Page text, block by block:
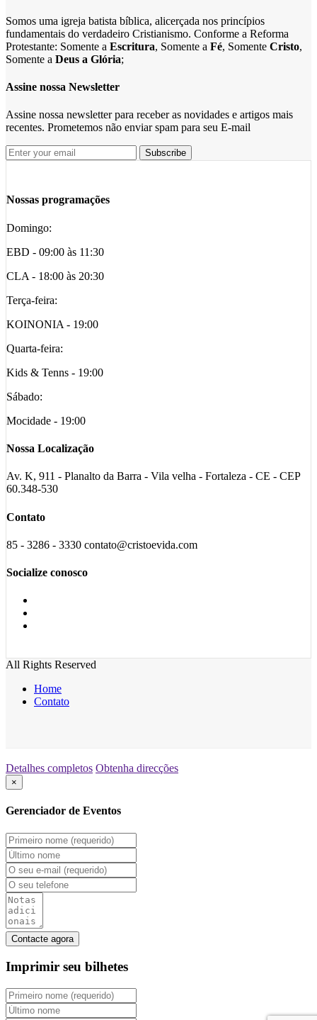
Somos uma igreja batista bíblica, alicerçada nos princípios
fundamentais do verdadeiro Cristianismo. Conforme a Reforma
Protestante: Somente a Escritura, Somente a Fé, Somente Cristo,
Somente a Deus a Glória;
Assine nossa Newsletter
Assine nossa newsletter para receber as novidades e artigos mais
recentes. Prometemos não enviar spam para seu E-mail
Nossas programações
Domingo:
EBD - 09:00 às 11:30
CLA - 18:00 às 20:30
Terça-feira:
KOINONIA - 19:00
Quarta-feira:
Kids & Tenns - 19:00
Sábado:
Mocidade - 19:00
Nossa Localização
Av. K, 911 - Planalto da Barra - Vila velha - Fortaleza - CE - CEP
60.348-530
Contato
85 - 3286 - 3330 contato@cristoevida.com
Socialize conosco
All Rights Reserved
Home
Contato
Detalhes completos Obtenha direcções
×
Gerenciador de Eventos
Imprimir seu bilhetes